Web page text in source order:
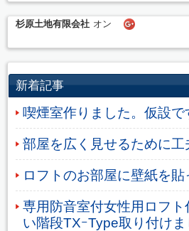
杉原土地有限会社 オン
新着記事
喫煙室作りました。仮設で
部屋を広く見せるために工
ロフトのお部屋に壁紙を貼
専用防音室付女性用ロフ
い階段TXｰType取り付けま